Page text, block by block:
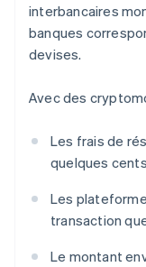
interbancaires
banques
devises.
Avec des
Les frais de
quelques
Les
transaction
Le montant